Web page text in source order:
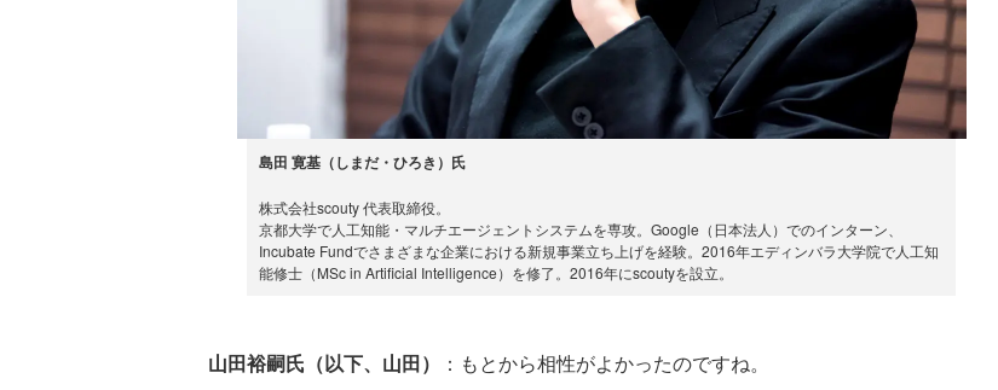
島田 寛基（しまだ・ひろき）氏
株式会社scouty 代表取締役。
京都大学で人工知能・マルチエージェントシステムを専攻。Google（日本法人）でのインターン、
Incubate Fundでさまざまな企業における新規事業立ち上げを経験。2016年エディンバラ大学院で人工知
能修士（MSc in Artificial Intelligence）を修了。2016年にscoutyを設立。
山田裕嗣氏（以下、山田） ：もとから相性がよかったのですね。